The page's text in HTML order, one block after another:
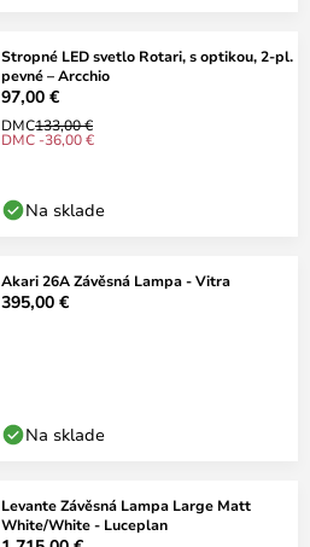
Stropné LED svetlo Rotari, s optikou, 2-pl.
pevné – Arcchio
97,00 €
DMC133,00 €
DMC -36,00 €
Na sklade
Akari 26A Závěsná Lampa - Vitra
395,00 €
Na sklade
Levante Závěsná Lampa Large Matt
White/White - Luceplan